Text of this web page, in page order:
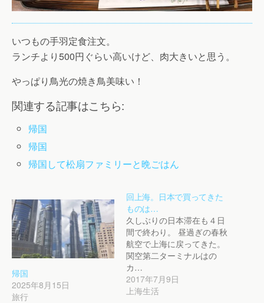
いつもの手羽定食注文。
ランチより500円ぐらい高いけど、肉大きいと思う。
やっぱり鳥光の焼き鳥美味い！
関連する記事はこちら:
帰国
帰国
帰国して松扇ファミリーと晩ごはん
帰国
2025年8月15日
旅行
回上海。日本で買ってきた
ものは…
久しぶりの日本滞在も４日
間で終わり。 昼過ぎの春秋
航空で上海に戻ってきた。
関空第二ターミナルはの
カ…
2017年7月9日
上海生活